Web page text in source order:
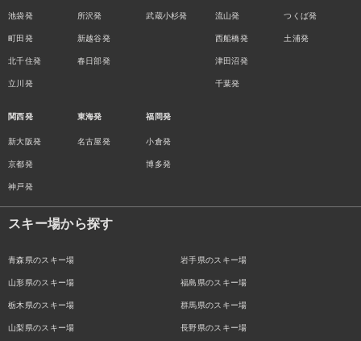
池袋発
町田発
北千住発
立川発
所沢発
新越谷発
春日部発
武蔵小杉発 流山発
西船橋発
津田沼発
千葉発
つくば発
土浦発
関西発
新大阪発
京都発
神戸発
東海発
名古屋発
福岡発
小倉発
博多発
スキー場から探す
青森県のスキー場 岩手県のスキー場
山形県のスキー場 福島県のスキー場
栃木県のスキー場 群馬県のスキー場
山梨県のスキー場 長野県のスキー場